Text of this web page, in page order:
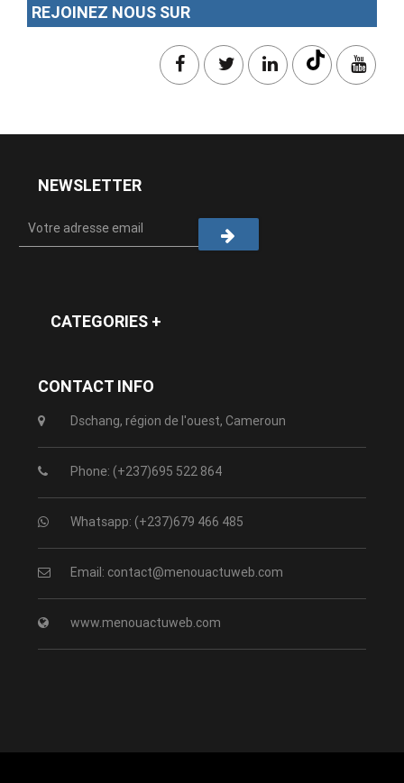
REJOINEZ NOUS SUR
NEWSLETTER
CATEGORIES +
CONTACT INFO
Dschang, région de l'ouest, Cameroun
Phone: (+237)695 522 864
Whatsapp: (+237)679 466 485
Email: contact@menouactuweb.com
www.menouactuweb.com